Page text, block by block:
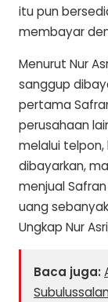
itu pun
membayar
Menurut Nur
sanggup
pertama
perusahaan
melalui
dibayarkan,
menjual
uang
Ungkap Nur
Baca juga: